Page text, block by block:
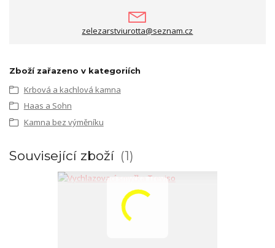
zelezarstviurotta@seznam.cz
Zboží zařazeno v kategoriích
Krbová a kachlová kamna
Haas a Sohn
Kamna bez výměníku
Související zboží 1